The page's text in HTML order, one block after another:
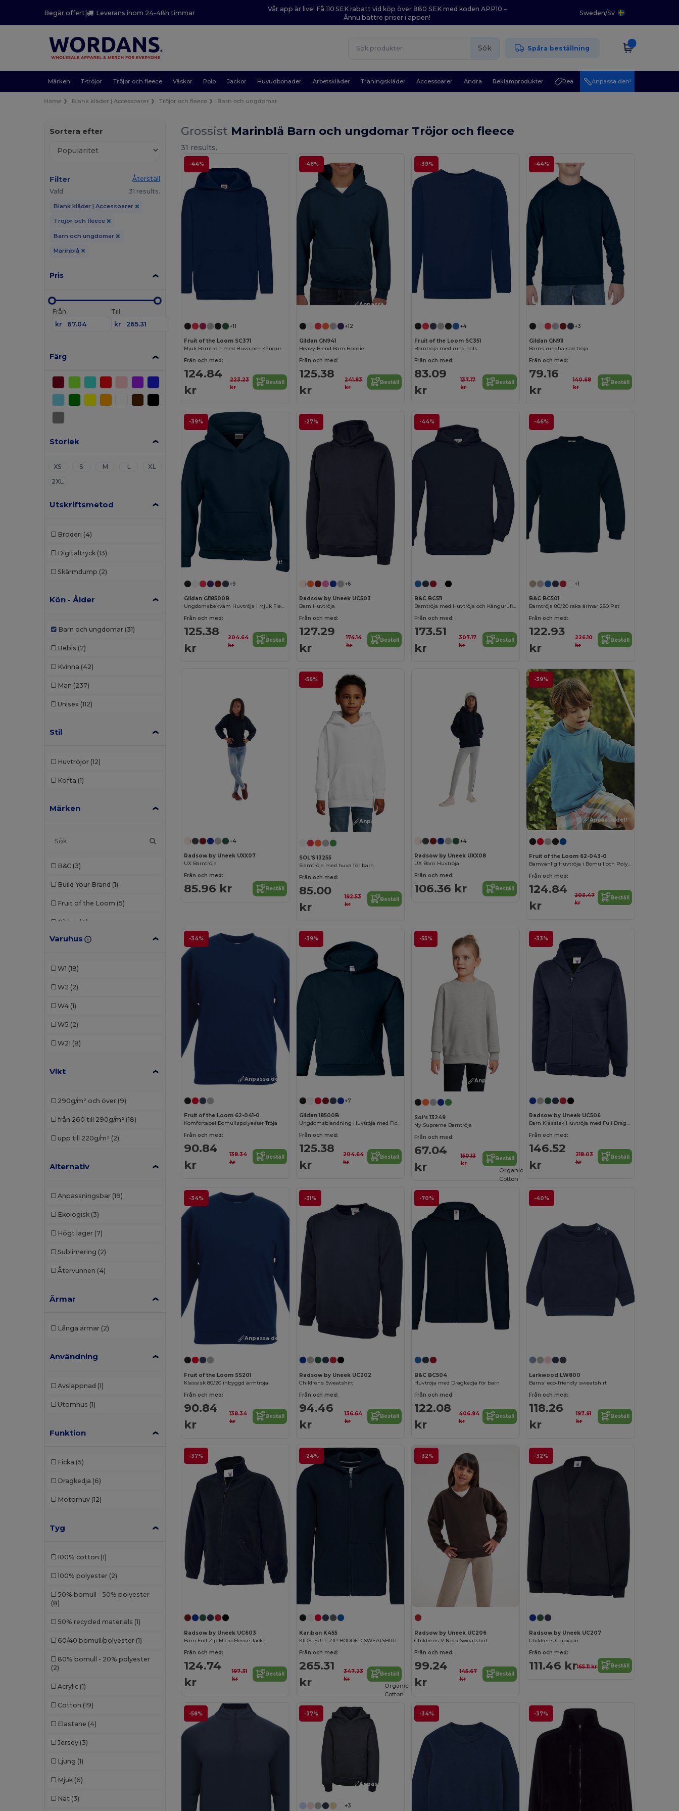
Begär offert| Leverans inom 24-48h timmar
Vår app är live! Få 110 SEK rabatt vid köp över 880 SEK med koden APP10 –
Ännu bättre priser i appen!
Sweden/Sv
Sök Spåra beställning
Märken T-tröjor Tröjor och fleece Väskor Polo Jackor Huvudbonader Arbetskläder Träningskläder Accessoarer Andra Reklamprodukter Rea Anpassa den!
Home Blank kläder | Accessoarer Tröjor och fleece Barn och ungdomar
Sortera efter
Filter
Återställ
Vald
31 results.
Blank kläder | Accessoarer
Tröjor och fleece
Barn och ungdomar
Marinblå
Pris
Från
kr
Till
kr
Färg
Storlek
XS S M L
XL
2XL
Utskriftsmetod
Broderi (4)
Digitaltryck (13)
Skärmdump (2)
Kön - Ålder
Barn och ungdomar (31)
Bebis (2)
Kvinna (42)
Män (237)
Unisex (112)
Stil
Huvtröjor (12)
Kofta (1)
Märken
B&C (3)
Build Your Brand (1)
Fruit of the Loom (5)
Gildan (4)
JHK (1)
SOL'S
Varuhus
W1 (18)
W2 (2)
W4 (1)
W5 (2)
W21 (8)
Vikt
290g/m² och över (9)
från 260 till 290g/m² (18)
upp till 220g/m² (2)
Alternativ
Anpassningsbar (19)
Ekologisk (3)
Högt lager (7)
Sublimering (2)
Återvunnen (4)
Ärmar
Långa ärmar (2)
Användning
Avslappnad (1)
Utomhus (1)
Funktion
Ficka (5)
Dragkedja (6)
Motorhuv (12)
Tyg
100% cotton (1)
100% polyester (2)
50% bomull - 50% polyester
(8)
50% recycled materials (1)
60/40 bomull/polyester (1)
80% bomull - 20% polyester
(2)
Acrylic (1)
Cotton (19)
Elastane (4)
Jersey (3)
Ljung (1)
Mjuk (6)
Nät (3)
Grossist Marinblå Barn och ungdomar Tröjor och fleece
31 results.
-44%
+11
Fruit of the Loom SC371
Mjuk Barntröja med Huva och Känguruficka
Från och med:
124.84
kr
223.23
kr
Beställ
-48%
Anpassa det!
+12
Gildan GN941
Heavy Blend Barn Hoodie
Från och med:
125.38
kr
241.83
kr
Beställ
-39%
+4
Fruit of the Loom SC351
Barntröja med rund hals
Från och med:
83.09
kr
137.17
kr
Beställ
-44%
+3
Gildan GN911
Barns rundhalsad tröja
Från och med:
79.16
kr
140.68
kr
Beställ
-39%
Anpassa det!
+9
Gildan GI18500B
Ungdomsbekväm Huvtröja i Mjuk Fleeceblandning
Från och med:
125.38
kr
204.64
kr
Beställ
-27%
+6
Radsow by Uneek UC503
Barn Huvtröja
Från och med:
127.29
kr
174.14
kr
Beställ
-44%
B&C BC511
Barntröja med Huvtröja och Känguruficka
Från och med:
173.51
kr
307.17
kr
Beställ
-46%
+1
B&C BC501
Barntröja 80/20 raka ärmar 280 Pst
Från och med:
122.93
kr
226.10
kr
Beställ
+4
Radsow by Uneek UXX07
UX Barntröja
Från och med:
85.96 kr Beställ
-56%
Anpassa det!
SOL'S 13255
Slamtröja med huva för barn
Från och med:
85.00
kr
192.53
kr
Beställ
+4
Radsow by Uneek UXX08
UX Barn Huvtröja
Från och med:
106.36 kr Beställ
-39%
Anpassa det!
Fruit of the Loom 62-043-0
Barnvänlig Huvtröja i Bomull och Polyester
Från och med:
124.84
kr
203.47
kr
Beställ
-34%
Anpassa det!
Fruit of the Loom 62-041-0
Komfortabel Bomullspolyester Tröja
Från och med:
90.84
kr
138.34
kr
Beställ
-39%
Anpassa det!
+7
Gildan 18500B
Ungdomsblandning Huvtröja med Ficka
Från och med:
125.38
kr
204.64
kr
Beställ
-55%
Anpassa det!
Sol's 13249
Ny Supreme Barntröja
Från och med:
67.04
kr
150.13
kr
Beställ
-33%
Radsow by Uneek UC506
Barn Klassisk Huvtröja med Full Dragkedja
Från och med:
146.52
kr
218.03
kr
Beställ
-34%
Anpassa det!
Fruit of the Loom SS201
Klassisk 80/20 inbyggd ärmtröja
Från och med:
90.84
kr
138.34
kr
Beställ
-31%
Radsow by Uneek UC202
Childrens Sweatshirt
Från och med:
94.46
kr
136.64
kr
Beställ
-70%
B&C BC504
Huvtröja med Dragkedja för barn
Från och med:
122.08
kr
406.94
kr
Beställ
-40%
Organic
Cotton
Larkwood LW800
Barns' eco-friendly sweatshirt
Från och med:
118.26
kr
197.91
kr
Beställ
-37%
Radsow by Uneek UC603
Barn Full Zip Micro Fleece Jacka
Från och med:
124.74
kr
197.31
kr
Beställ
-24%
Kariban K455
KIDS' FULL ZIP HOODED SWEATSHIRT
Från och med:
265.31
kr
347.23
kr
Beställ
-32%
Radsow by Uneek UC206
Childrens V Neck Sweatshirt
Från och med:
99.24
kr
145.67
kr
Beställ
-32%
Radsow by Uneek UC207
Childrens Cardigan
Från och med:
111.46 kr165.11 kr Beställ
-58% -37%
Anpassa det!
+3
-34%
Organic
Cotton
-37%